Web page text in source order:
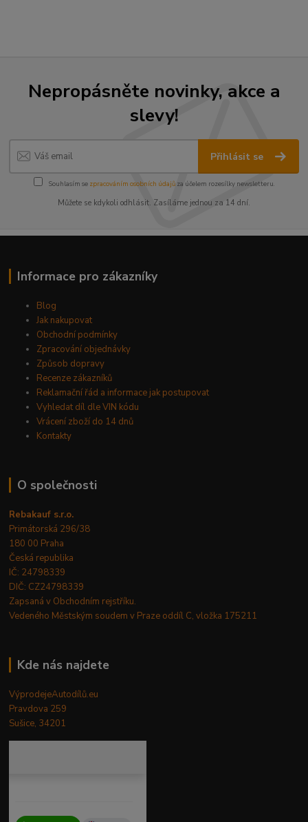
Nepropásněte novinky, akce a
slevy!
Přihlásit se
Souhlasím se zpracováním osobních údajůza účelem rozesílky newsletteru.
Můžete se kdykoli odhlásit. Zasíláme jednou za 14 dní.
Informace pro zákazníky
Blog
Jak nakupovat
Obchodní podmínky
Zpracování objednávky
Způsob dopravy
Recenze zákazníků
Reklamační řád a informace jak postupovat
Vyhledat díl dle VIN kódu
Vrácení zboží do 14 dnů
Kontakty
O společnosti
Rebakauf s.r.o.
Primátorská 296/38
180 00 Praha
Česká republika
IČ: 24798339
DIČ: CZ24798339
Zapsaná v Obchodním rejstříku.
Vedeného Městským soudem v Praze oddíl C, vložka 175211
Kde nás najdete
VýprodejeAutodílů.eu
Pravdova 259
Sušice, 34201